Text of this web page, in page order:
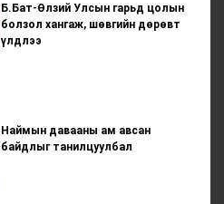
Б.Бат-Өлзий Улсын гарьд цолын
болзол хангаж, шөвгийн дөрөвт
үлдлээ
Наймын давааны ам авсан
байдлыг танилцуулбал